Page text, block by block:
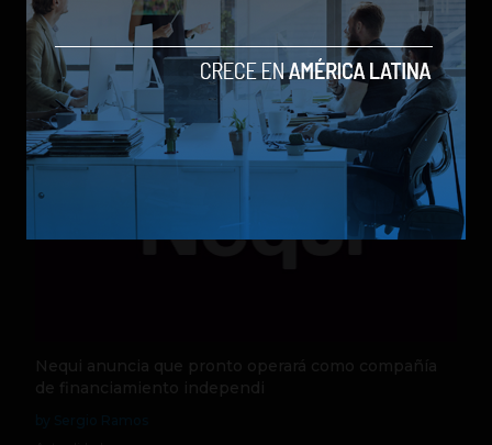
by Sergio Ramos
Actualidad
5 de agosto de 2026
Nequi anuncia que pronto operará como compañía
de financiamiento independi